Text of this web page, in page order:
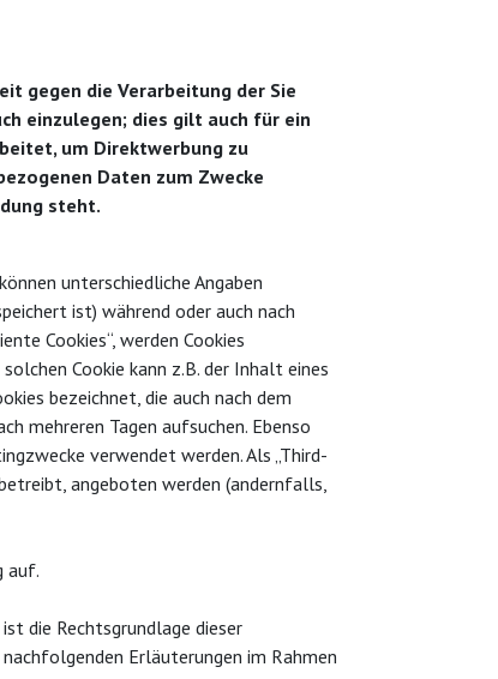
gegen die Verarbeitung der Sie
einzulegen; dies gilt auch für ein
um Direktwerbung zu
Daten zum Zwecke
steht.
unterschiedliche Angaben
ist) während oder auch nach
Cookies“, werden Cookies
Cookie kann z.B. der Inhalt eines
bezeichnet, die auch nach dem
mehreren Tagen aufsuchen. Ebenso
verwendet werden. Als „Third-
angeboten werden (andernfalls,
auf.
die Rechtsgrundlage dieser
Erläuterungen im Rahmen